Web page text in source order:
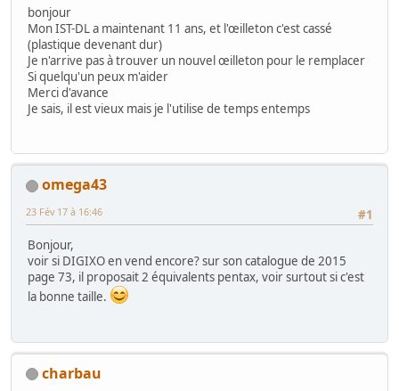
bonjour
Mon IST-DL a maintenant 11 ans, et l'œilleton c'est cassé
(plastique devenant dur)
Je n'arrive pas à trouver un nouvel œilleton pour le remplacer
Si quelqu'un peux m'aider
Merci d'avance
Je sais, il est vieux mais je l'utilise de temps entemps
omega43
#1
23 Fév 17 à 16:46
Bonjour,
voir si DIGIXO en vend encore? sur son catalogue de 2015
page 73, il proposait 2 équivalents pentax, voir surtout si c'est
la bonne taille.
charbau